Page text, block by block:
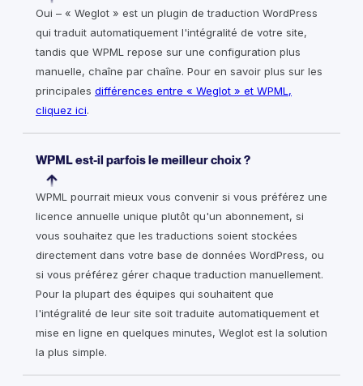
Oui – « Weglot » est un plugin de traduction WordPress
qui traduit automatiquement l'intégralité de votre site,
tandis que WPML repose sur une configuration plus
manuelle, chaîne par chaîne. Pour en savoir plus sur les
principales différences entre « Weglot » et WPML,
cliquez ici.
WPML est-il parfois le meilleur choix ?
WPML pourrait mieux vous convenir si vous préférez une
licence annuelle unique plutôt qu'un abonnement, si
vous souhaitez que les traductions soient stockées
directement dans votre base de données WordPress, ou
si vous préférez gérer chaque traduction manuellement.
Pour la plupart des équipes qui souhaitent que
l'intégralité de leur site soit traduite automatiquement et
mise en ligne en quelques minutes, Weglot est la solution
la plus simple.